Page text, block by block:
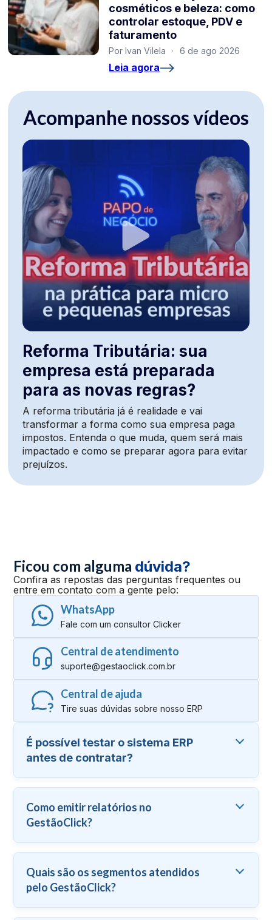
cosméticos e beleza: como
controlar estoque, PDV e
faturamento
Por Ivan Vilela · 6 de ago 2026
Leia agora
Acompanhe nossos vídeos
Reforma Tributária: sua
empresa está preparada
para as novas regras?
A reforma tributária já é realidade e vai
transformar a forma como sua empresa paga
impostos. Entenda o que muda, quem será mais
impactado e como se preparar agora para evitar
prejuízos.
Ficou com alguma dúvida?
Confira as repostas das perguntas frequentes ou
entre em contato com a gente pelo:
WhatsApp
Fale com um consultor Clicker
Central de atendimento
suporte@gestaoclick.com.br
Central de ajuda
Tire suas dúvidas sobre nosso ERP
É possível testar o sistema ERP
antes de contratar?
Como emitir relatórios no
GestãoClick?
Quais são os segmentos atendidos
pelo GestãoClick?